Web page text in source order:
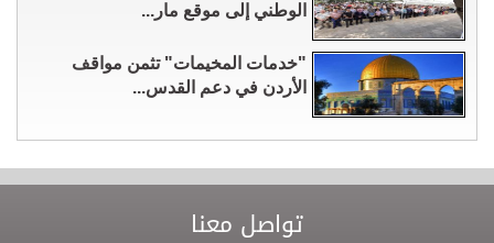
الوطني إلى موقع مار...
"خدمات المخيمات" تثمن مواقف
الأردن في دعم القدس...
تواصل معنا